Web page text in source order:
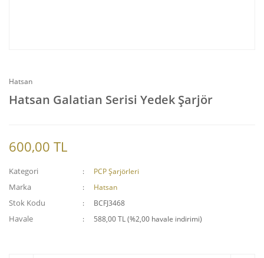
Hatsan
Hatsan Galatian Serisi Yedek Şarjör
600,00 TL
Kategori PCP Şarjörleri
Marka Hatsan
Stok Kodu BCFJ3468
Havale 588,00 TL (%2,00 havale indirimi)